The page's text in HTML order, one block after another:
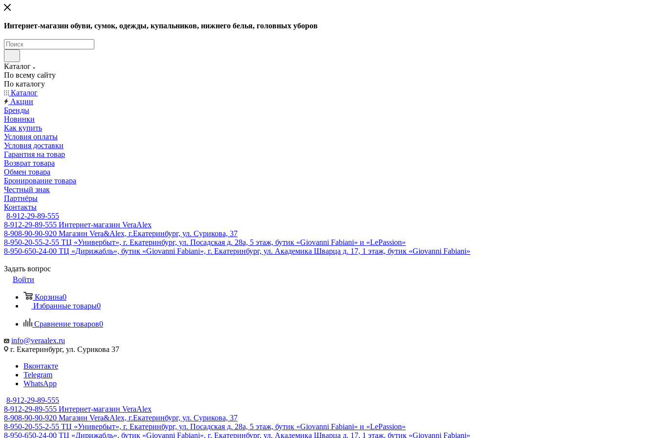
Интернет-магазин обуви, сумок, одежды, купальников, нижнего белья, головных уборов
Каталог
По всему сайту
По каталогу
Каталог
Акции
Бренды
Новинки
Как купить
Условия оплаты
Условия доставки
Гарантия на товар
Возврат товара
Обмен товара
Бронирование товара
Честный знак
Партнёры
Контакты
8-912-29-89-555
8-912-29-89-555 Интернет-магазин VeraAlex
8-908-90-90-920 Магазин Vera&Alex, г.Екатеринбург, ул. Сурикова, 37
8-950-20-55-2-55 ТЦ «Универбыт», г. Екатеринбург, ул. Посадская д. 28а, 5 этаж, бутик «Giovanni Fabiani» и «LePassion»
8-950-650-24-00 ТЦ «Дирижабль», бутик «Giovanni Fabiani», г. Екатеринбург, ул. Академика Шварца д. 17, 1 этаж, бутик «Giovanni Fabiani»
Задать вопрос
Войти
Корзина0
Избранные товары0
Сравнение товаров0
info@veraalex.ru
г. Екатеринбург, ул. Сурикова 37
Вконтакте
Telegram
WhatsApp
8-912-29-89-555
8-912-29-89-555 Интернет-магазин VeraAlex
8-908-90-90-920 Магазин Vera&Alex, г.Екатеринбург, ул. Сурикова, 37
8-950-20-55-2-55 ТЦ «Универбыт», г. Екатеринбург, ул. Посадская д. 28а, 5 этаж, бутик «Giovanni Fabiani» и «LePassion»
8-950-650-24-00 ТЦ «Дирижабль», бутик «Giovanni Fabiani», г. Екатеринбург, ул. Академика Шварца д. 17, 1 этаж, бутик «Giovanni Fabiani»